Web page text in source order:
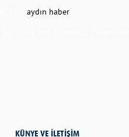
aydın haber
KÜNYE VE İLETİŞİM